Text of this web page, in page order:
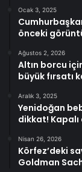
Ocak 3, 2025
önceki
Ağustos 2, 2026
Altın borcu
büyük fırsatı
Aralık 3, 2025
Yenidoğan
dikkat!
Nisan 26, 2026
Körfez’deki
Goldman